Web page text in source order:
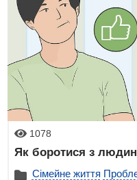
1078
Як боротися з
Сімейне життя